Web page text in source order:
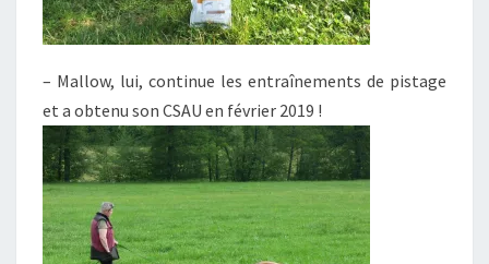
– Mallow, lui, continue les entraînements de pistage
et a obtenu son CSAU en février 2019 !